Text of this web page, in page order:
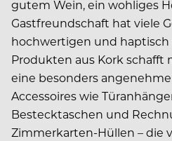
gutem Wein, ein wohliges
Gastfreundschaft hat viele
hochwertigen und
Produkten aus Kork schafft
eine besonders
Accessoires wie
Bestecktaschen und
Zimmerkarten-Hüllen – die